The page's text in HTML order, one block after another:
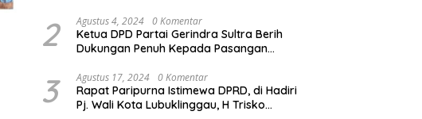
2 Agustus 4, 2024 0 Komentar
Ketua DPD Partai Gerindra Sultra Berih
Dukungan Penuh Kepada Pasangan
Konawe (HADIR) di Pilkada Konawe 2024
3 Agustus 17, 2024 0 Komentar
Rapat Paripurna Istimewa DPRD, di Hadiri
Pj. Wali Kota Lubuklinggau, H Trisko